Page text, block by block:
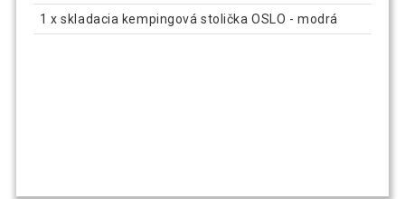
1 x skladacia kempingová stolička OSLO - modrá